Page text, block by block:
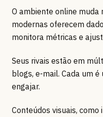
O ambiente online muda
modernas oferecem
monitora métricas e
Seus rivais estão em
blogs, e-mail. Cada um
engajar.
Conteúdos visuais,